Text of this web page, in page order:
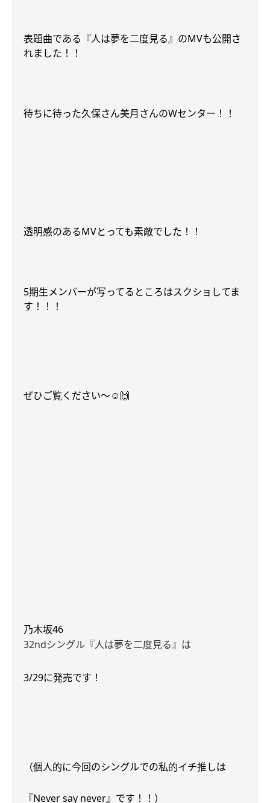
表題曲である『人は夢を二度見る』のMVも公開さ
れました！！
待ちに待った久保さん美月さんのWセンター！！
透明感のあるMVとっても素敵でした！！
5期生メンバーが写ってるところはスクショしてま
す！！！
ぜひご覧ください〜☺️🙌
乃木坂46
32ndシングル『人は夢を二度見る』は
3/29に発売です！
（個人的に今回のシングルでの私的イチ推しは
『Never say never』です！！）